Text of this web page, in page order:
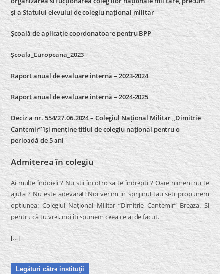
și a Statului elevului de colegiu național militar
Școală de aplicație coordonatoare pentru BPP
Școala_Europeana_2023
Raport anual de evaluare internă – 2023-2024
Raport anual de evaluare internă –2024-2025
Decizia nr. 554/27.06.2024 – Colegiul Național Militar „Dimitrie
Cantemir” își menține titlul de colegiu național pentru o
perioadă de 5 ani
Admiterea în colegiu
Ai multe îndoieli ? Nu stii încotro sa te îndrepti ? Oare nimeni nu te
ajuta ? Nu este adevarat! Noi venim în sprijinul tau si-ti propunem
optiunea: Colegiul Naţional Militar “Dimitrie Cantemir” Breaza. Si
pentru că tu vrei, noi îti spunem ceea ce ai de facut.
[…]
Legături către instituţii